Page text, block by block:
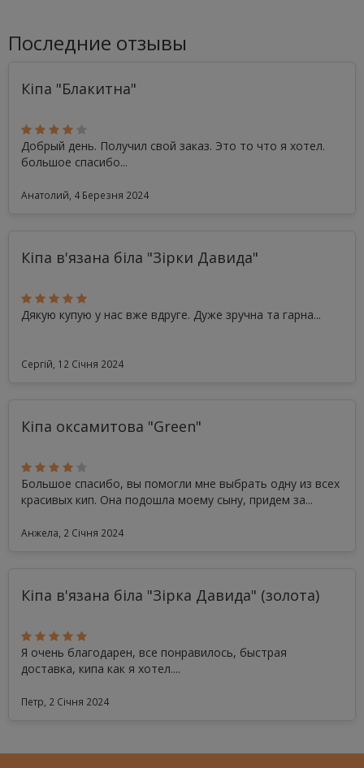
Последние отзывы
Кіпа "Блакитна"
Добрый день. Получил свой заказ. Это то что я хотел.
большое спасибо...
Анатолий, 4 Березня 2024
Кіпа в'язана біла "Зірки Давида"
Дякую купую у нас вже вдруге. Дуже зручна та гарна...
Сергій, 12 Січня 2024
Кіпа оксамитова "Green"
Большое спасибо, вы помогли мне выбрать одну из всех
красивых кип. Она подошла моему сыну, придем за...
Анжела, 2 Січня 2024
Кіпа в'язана біла "Зірка Давида" (золота)
Я очень благодарен, все понравилось, быстрая
доставка, кипа как я хотел....
Петр, 2 Січня 2024